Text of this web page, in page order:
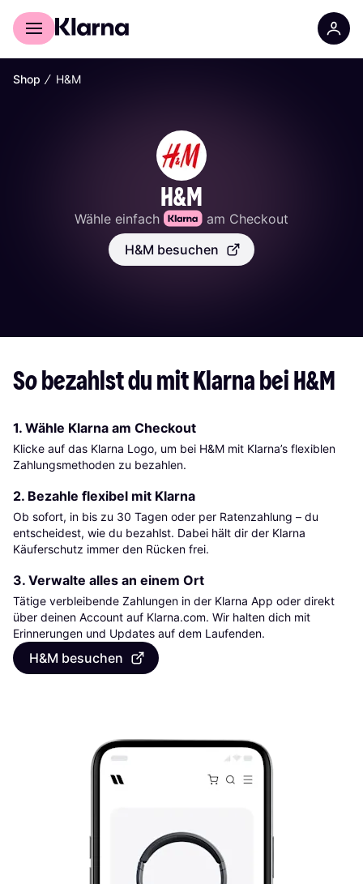
Für Shopper
Shop ∕ H&M
H&M
Wähle einfach
am Checkout
H&M besuchen
So bezahlst du mit Klarna bei H&M
1. Wähle Klarna am Checkout
Klicke auf das Klarna Logo, um bei H&M mit Klarna’s flexiblen
Zahlungsmethoden zu bezahlen.
2. Bezahle flexibel mit Klarna
Ob sofort, in bis zu 30 Tagen oder per Ratenzahlung – du
entscheidest, wie du bezahlst. Dabei hält dir der Klarna
Käuferschutz immer den Rücken frei.
3. Verwalte alles an einem Ort
Tätige verbleibende Zahlungen in der Klarna App oder direkt
über deinen Account auf Klarna.com. Wir halten dich mit
Erinnerungen und Updates auf dem Laufenden.
H&M besuchen